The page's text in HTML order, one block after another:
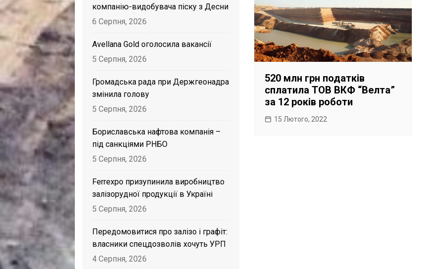
520 млн грн податків
сплатила ТОВ ВКФ “Велта”
за 12 років роботи
15 Лютого, 2022
компанію-видобувача піску з Десни
6 Серпня, 2026
Avellana Gold оголосила вакансії
5 Серпня, 2026
Громадська рада при Держгеонадра
змінила голову
5 Серпня, 2026
Бориславська нафтова компанія –
під санкціями РНБО
5 Серпня, 2026
Ferrexpo призупинила виробництво
залізорудної продукції в Україні
5 Серпня, 2026
Передомовитися про залізо і графіт:
власники спецдозволів хочуть УРП
4 Серпня, 2026